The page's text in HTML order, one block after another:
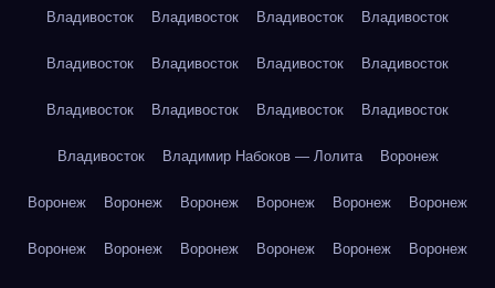
Владивосток Владивосток Владивосток Владивосток
Владивосток Владивосток Владивосток Владивосток
Владивосток Владивосток Владивосток Владивосток
Владивосток Владимир Набоков — Лолита Воронеж
Воронеж Воронеж Воронеж Воронеж Воронеж Воронеж
Воронеж Воронеж Воронеж Воронеж Воронеж Воронеж